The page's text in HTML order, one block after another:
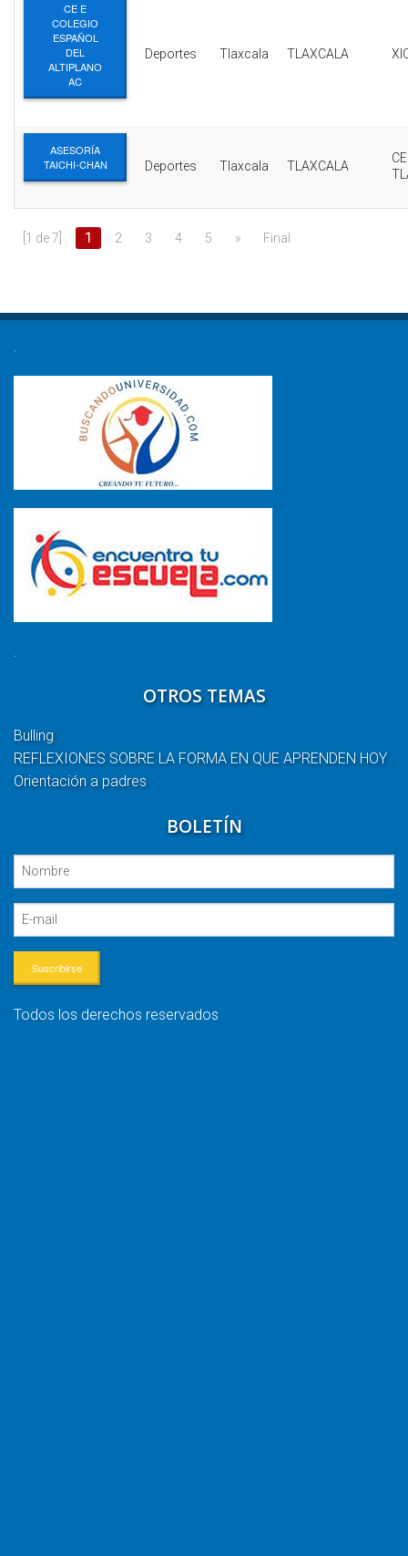
CE E
COLEGIO
ESPAÑOL
DEL
ALTIPLANO
AC
Deportes Tlaxcala TLAXCALA
ASESORÍA
TAICHI-CHAN
Deportes Tlaxcala TLAXCALA
[1 de 7] 1 2 3 4 5 » Final
.
.
OTROS TEMAS
Bulling
REFLEXIONES SOBRE LA FORMA EN QUE APRENDEN HOY
Orientación a padres
BOLETÍN
Suscribirse
Todos los derechos reservados